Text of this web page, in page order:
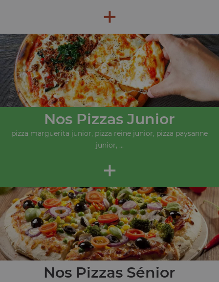
+
Nos Pizzas Junior
pizza marguerita junior, pizza reine junior, pizza paysanne
junior, ...
+
Nos Pizzas Sénior